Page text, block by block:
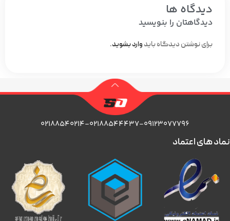
دیدگاه ها
دیدگاهتان را بنویسید
برای نوشتن دیدگاه باید وارد بشوید.
۰۲۱۸۸۵۴۰۲۱۴-۰۲۱۸۸۵۴۴۴۳۷-۰۹۱۲۳۰۷۷۷۹۶
نماد های اعتماد